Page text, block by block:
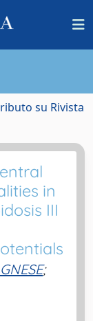
su Rivista
in
III
;